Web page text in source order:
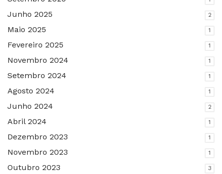
Junho 2025 2
Maio 2025 1
Fevereiro 2025 1
Novembro 2024 1
Setembro 2024 1
Agosto 2024 1
Junho 2024 2
Abril 2024 1
Dezembro 2023 1
Novembro 2023 1
Outubro 2023 3